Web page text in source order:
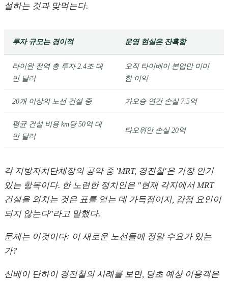
설하는 것과 맞먹는다.
투자 규모는 경이적 운영 현실은 잔혹함
타이완 전역 총 투자 2.4조 대
만 달러
오직 타이베이 본업만 미미
한 이익
20개 이상의 노선 건설 중 가오슝 연간 손실 7.5억
평균 건설 비용 km당 50억 대
만 달러
타오위안 손실 20억
각 지방자치단체장의 공약 중 'MRT, 경전철'은 가장 인기
있는 항목이다. 한 노련한 정치인은 "현재 각지에서 MRT
건설을 외치는 것은 표를 얻는 데 가득점이지, 감점 요인이
되지 않는다"라고 말했다.
문제는 이것이다: 이 새로운 노선들에 정말 수요가 있는
가?
신베이 단하이 경전철의 사례를 보면, 당초 예상 이용객은